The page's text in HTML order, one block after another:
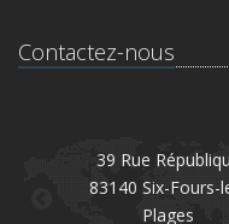
Contactez-nous
39 Rue
83140 Six-Fours-
Plages